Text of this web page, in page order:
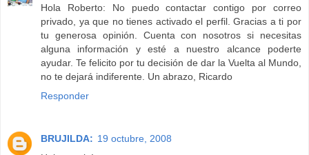
Hola Roberto: No puedo contactar contigo por correo
privado, ya que no tienes activado el perfil. Gracias a ti por
tu generosa opinión. Cuenta con nosotros si necesitas
alguna información y esté a nuestro alcance poderte
ayudar. Te felicito por tu decisión de dar la Vuelta al Mundo,
no te dejará indiferente. Un abrazo, Ricardo
Responder
BRUJILDA: 19 octubre, 2008